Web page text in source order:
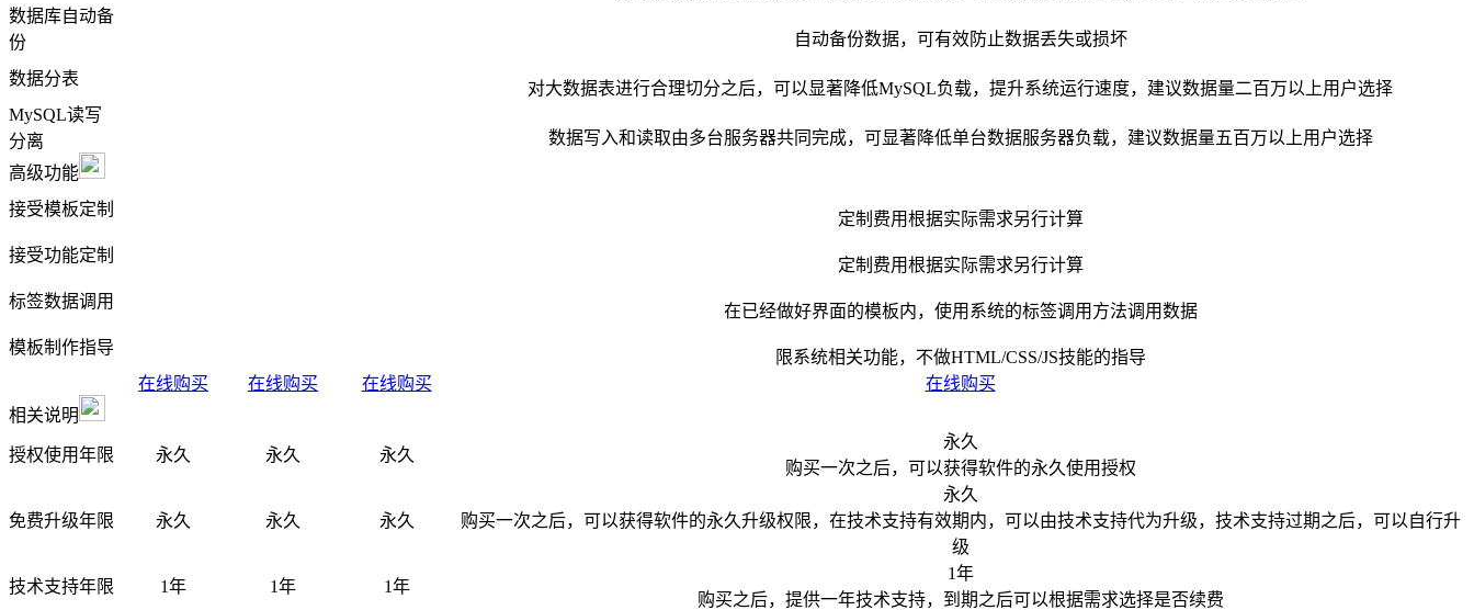
数据库自动备
份
自动备份数据，可有效防止数据丢失或损坏
数据分表
对大数据表进行合理切分之后，可以显著降低MySQL负载，提升系统运行速度，建议数据量二百万以上用户选择
MySQL读写
分离
数据写入和读取由多台服务器共同完成，可显著降低单台数据服务器负载，建议数据量五百万以上用户选择
高级功能
接受模板定制
定制费用根据实际需求另行计算
接受功能定制
定制费用根据实际需求另行计算
标签数据调用
在已经做好界面的模板内，使用系统的标签调用方法调用数据
模板制作指导
限系统相关功能，不做HTML/CSS/JS技能的指导
在线购买
在线购买 在线购买
在线购买
相关说明
授权使用年限 永久 永久 永久
永久
购买一次之后，可以获得软件的永久使用授权
免费升级年限 永久 永久 永久
永久
购买一次之后，可以获得软件的永久升级权限，在技术支持有效期内，可以由技术支持代为升级，技术支持过期之后，可以自行升
级
技术支持年限 1年 1年 1年
1年
购买之后，提供一年技术支持，到期之后可以根据需求选择是否续费